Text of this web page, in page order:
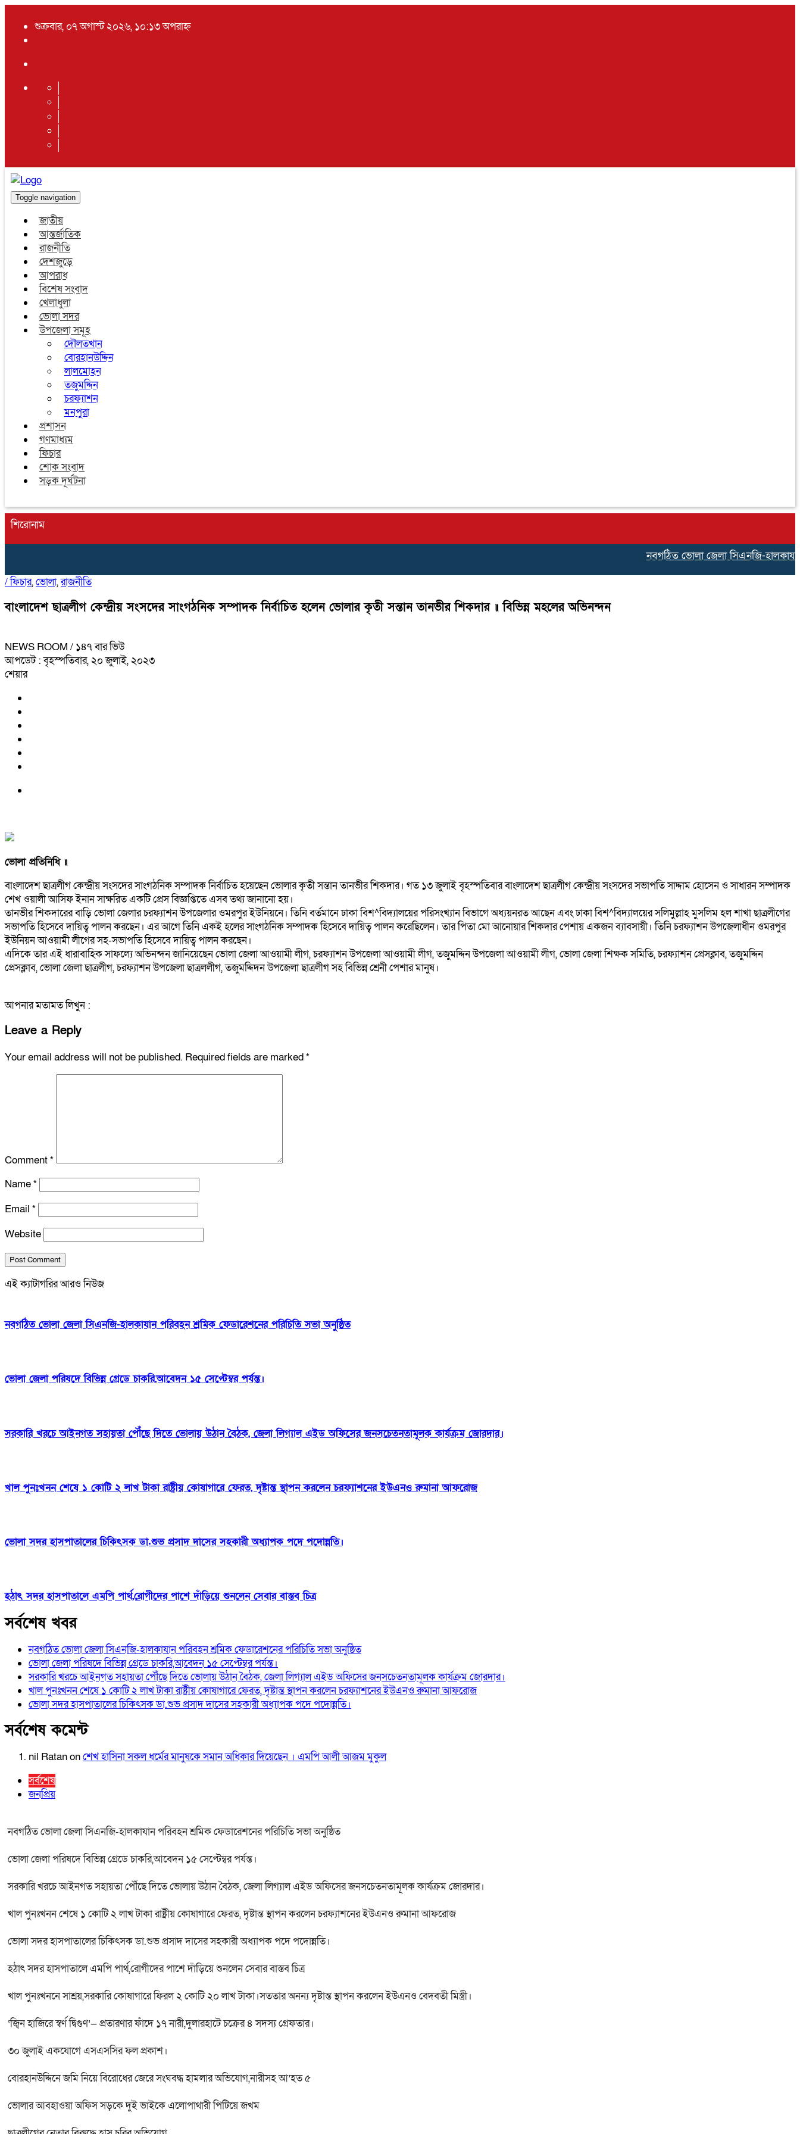
শুক্রবার, ০৭ অগাস্ট ২০২৬, ১০:১৩ অপরাহ্ন
Toggle navigation
জাতীয়
আন্তর্জাতিক
রাজনীতি
দেশজুড়ে
আপরাধ
বিশেষ সংবাদ
খেলাধুলা
ভোলা সদর
উপজেলা সমূহ
দৌলতখান
বোরহানউদ্দিন
লালমোহন
তজুমদ্দিন
চরফ্যাশন
মনপুরা
প্রশাসন
গণমাধ্যম
ফিচার
শোক সংবাদ
সড়ক দূর্ঘটনা
শিরোনাম
নবগঠিত ভোলা জেলা সিএনজি-হালকাযান
/ফিচার,ভোলা,রাজনীতি
বাংলাদেশ ছাত্রলীগ কেন্দ্রীয় সংসদের সাংগঠনিক সম্পাদক নির্বাচিত হলেন ভোলার কৃতী সন্তান তানভীর শিকদার ॥ বিভিন্ন মহলের অভিনন্দন
NEWS ROOM / ১৪৭ বার ভিউ
আপডেট : বৃহস্পতিবার, ২০ জুলাই, ২০২৩
শেয়ার
ভোলা প্রতিনিধি ॥
বাংলাদেশ ছাত্রলীগ কেন্দ্রীয় সংসদের সাংগঠনিক সম্পাদক নির্বাচিত হয়েছেন ভোলার কৃতী সন্তান তানভীর শিকদার। গত ১৩ জুলাই বৃহস্পতিবার বাংলাদেশ ছাত্রলীগ কেন্দ্রীয় সংসদের সভাপতি সাদ্দাম হোসেন ও সাধারন সম্পাদক
শেখ ওয়ালী আসিফ ইনান সাক্ষরিত একটি প্রেস বিজ্ঞপ্তিতে এসব তথ্য জানানো হয়।
তানভীর শিকদারের বাড়ি ভোলা জেলার চরফ্যাশন উপজেলার ওমরপুর ইউনিয়নে। তিনি বর্তমানে ঢাকা বিশ^বিদ্যালয়ের পরিসংখ্যান বিভাগে অধ্যয়নরত আছেন এবং ঢাকা বিশ^বিদ্যালয়ের সলিমুল্লাহ মুসলিম হল শাখা ছাত্রলীগের
সভাপতি হিসেবে দায়িত্ব পালন করছেন। এর আগে তিনি একই হলের সাংগঠনিক সম্পাদক হিসেবে দায়িত্ব পালন করেছিলেন। তার পিতা মো আনোয়ার শিকদার পেশায় একজন ব্যাবসায়ী। তিনি চরফ্যাশন উপজেলাধীন ওমরপুর
ইউনিয়ন আওয়ামী লীগের সহ-সভাপতি হিসেবে দায়িত্ব পালন করছেন।
এদিকে তার এই ধারাবাহিক সাফল্যে অভিনন্দন জানিয়েছেন ভোলা জেলা আওয়ামী লীগ, চরফ্যাশন উপজেলা আওয়ামী লীগ, তজুমদ্দিন উপজেলা আওয়ামী লীগ, ভোলা জেলা শিক্ষক সমিতি, চরফ্যাশন প্রেসক্লাব, তজুমদ্দিন
প্রেসক্লাব, ভোলা জেলা ছাত্রলীগ, চরফ্যাশন উপজেলা ছাত্রললীগ, তজুমদ্দিদন উপজেলা ছাত্রলীগ সহ বিভিন্ন শ্রেনী পেশার মানুষ।
আপনার মতামত লিখুন :
Leave a Reply
Your email address will not be published. Required fields are marked*
Comment*
Name*
Email *
Website
এই ক্যাটাগরির আরও নিউজ
নবগঠিত ভোলা জেলা সিএনজি-হালকাযান পরিবহন শ্রমিক ফেডারেশনের পরিচিতি সভা অনুষ্ঠিত
ভোলা জেলা পরিষদে বিভিন্ন গ্রেডে চাকরি,আবেদন ১৫ সেপ্টেম্বর পর্যন্ত।
সরকারি খরচে আইনগত সহায়তা পৌঁছে দিতে ভোলায় উঠান বৈঠক, জেলা লিগ্যাল এইড অফিসের জনসচেতনতামূলক কার্যক্রম জোরদার।
খাল পুনঃখনন শেষে ১ কোটি ২ লাখ টাকা রাষ্ট্রীয় কোষাগারে ফেরত, দৃষ্টান্ত স্থাপন করলেন চরফ্যাশনের ইউএনও রুমানা আফরোজ
ভোলা সদর হাসপাতালের চিকিৎসক ডা.শুভ প্রসাদ দাসের সহকারী অধ্যাপক পদে পদোন্নতি।
হঠাৎ সদর হাসপাতালে এমপি পার্থ,রোগীদের পাশে দাঁড়িয়ে শুনলেন সেবার বাস্তব চিত্র
সর্বশেষ খবর
নবগঠিত ভোলা জেলা সিএনজি-হালকাযান পরিবহন শ্রমিক ফেডারেশনের পরিচিতি সভা অনুষ্ঠিত
ভোলা জেলা পরিষদে বিভিন্ন গ্রেডে চাকরি,আবেদন ১৫ সেপ্টেম্বর পর্যন্ত।
সরকারি খরচে আইনগত সহায়তা পৌঁছে দিতে ভোলায় উঠান বৈঠক, জেলা লিগ্যাল এইড অফিসের জনসচেতনতামূলক কার্যক্রম জোরদার।
খাল পুনঃখনন শেষে ১ কোটি ২ লাখ টাকা রাষ্ট্রীয় কোষাগারে ফেরত, দৃষ্টান্ত স্থাপন করলেন চরফ্যাশনের ইউএনও রুমানা আফরোজ
ভোলা সদর হাসপাতালের চিকিৎসক ডা.শুভ প্রসাদ দাসের সহকারী অধ্যাপক পদে পদোন্নতি।
সর্বশেষ কমেন্ট
nil Ratanonশেখ হা‌সিনা সকল ধ‌র্মের মানু‌ষকে সমান অ‌ধিকার দি‌য়ে‌ছেন । এম‌পি আলী আজম মুকুল
সর্বশেষ
জনপ্রিয়
নবগঠিত ভোলা জেলা সিএনজি-হালকাযান পরিবহন শ্রমিক ফেডারেশনের পরিচিতি সভা অনুষ্ঠিত
ভোলা জেলা পরিষদে বিভিন্ন গ্রেডে চাকরি,আবেদন ১৫ সেপ্টেম্বর পর্যন্ত।
সরকারি খরচে আইনগত সহায়তা পৌঁছে দিতে ভোলায় উঠান বৈঠক, জেলা লিগ্যাল এইড অফিসের জনসচেতনতামূলক কার্যক্রম জোরদার।
খাল পুনঃখনন শেষে ১ কোটি ২ লাখ টাকা রাষ্ট্রীয় কোষাগারে ফেরত, দৃষ্টান্ত স্থাপন করলেন চরফ্যাশনের ইউএনও রুমানা আফরোজ
ভোলা সদর হাসপাতালের চিকিৎসক ডা.শুভ প্রসাদ দাসের সহকারী অধ্যাপক পদে পদোন্নতি।
হঠাৎ সদর হাসপাতালে এমপি পার্থ,রোগীদের পাশে দাঁড়িয়ে শুনলেন সেবার বাস্তব চিত্র
খাল পুনঃখননে সাশ্রয়,সরকারি কোষাগারে ফিরল ২ কোটি ২০ লাখ টাকা।সততার অনন্য দৃষ্টান্ত স্থাপন করলেন ইউএনও বেদবতী মিস্ত্রী।
‘জ্বিন হাজিরে স্বর্ণ দ্বিগুণ’— প্রতারণার ফাঁদে ১৭ নারী,দুলারহাটে চক্রের ৪ সদস্য গ্রেফতার।
৩০ জুলাই একযোগে এসএসসির ফল প্রকাশ।
বোরহানউদ্দিনে জমি নিয়ে বিরোধের জেরে সংঘবদ্ধ হামলার অভিযোগ,নারীসহ আ’হত ৫
ভোলার আবহাওয়া অফিস সড়কে দুই ভাইকে এলোপাথারী পিটিয়ে জখম